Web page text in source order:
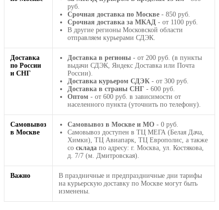
руб.
Срочная доставка по Москве - 850 руб.
Срочная доставка за МКАД - от 1100 руб.
В другие регионы Московской области
отправляем курьерами СДЭК.
Доставка
по России
и СНГ
Доставка в регионы - от 200 руб. (в пункты
выдачи СДЭК, Яндекс Доставка или Почта
России).
Доставка курьером СДЭК - от 300 руб.
Доставка в страны СНГ - 600 руб.
Оптом - от 600 руб. в зависимости от
населенного пункта (уточнить по телефону).
Самовывоз
в Москве
Самовывоз в Москве и МО - 0 руб.
Самовывоз доступен в ТЦ МЕГА (Белая Дача,
Химки), ТЦ Авиапарк, ТЦ Европолис, а также
со склада по адресу: г. Москва, ул. Костякова,
д. 7/7 (м. Дмитровская).
Важно
В праздничные и предпраздничные дни тарифы
на курьерскую доставку по Москве могут быть
изменены.